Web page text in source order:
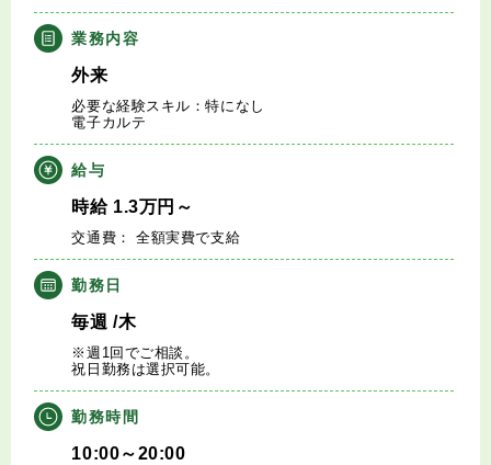
知りたい・聞きたい
転職成功事例
医師の転職マニュアル
データで見る医師の平均年収
医師に役立つ取材記事
大学医局紹介
業務内容
外来
必要な経験スキル：特になし
電子カルテ
給与
時給1.3万円 ～
交通費： 全額実費で支給
勤務日
毎週 /木
※週1回でご相談。
祝日勤務は選択可能。
勤務時間
10:00～20:00